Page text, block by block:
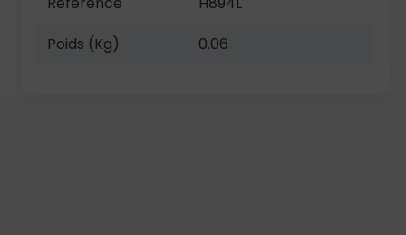
Poids (Kg)
0.06